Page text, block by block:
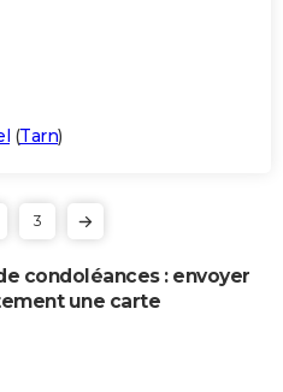
(Tarn)
3
condoléances : envoyer
une carte